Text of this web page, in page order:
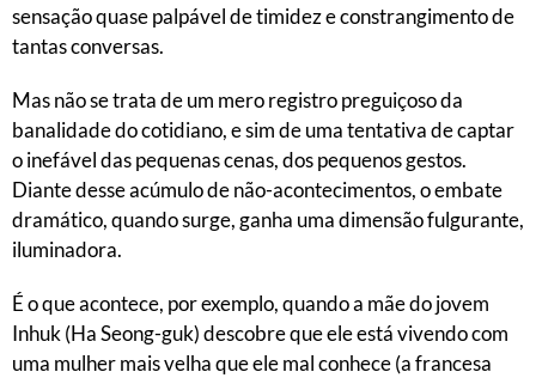
sensação quase palpável de timidez e constrangimento de
tantas conversas.
Mas não se trata de um mero registro preguiçoso da
banalidade do cotidiano, e sim de uma tentativa de captar
o inefável das pequenas cenas, dos pequenos gestos.
Diante desse acúmulo de não-acontecimentos, o embate
dramático, quando surge, ganha uma dimensão fulgurante,
iluminadora.
É o que acontece, por exemplo, quando a mãe do jovem
Inhuk (Ha Seong-guk) descobre que ele está vivendo com
uma mulher mais velha que ele mal conhece (a francesa